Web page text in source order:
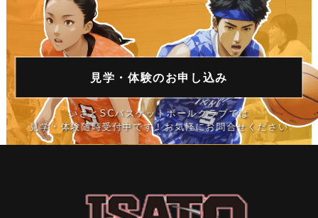
見学・体験のお申し込み
いさとSCバスケットボールクラブでは
見学・体験随時受付中です！お気軽にお問合せください